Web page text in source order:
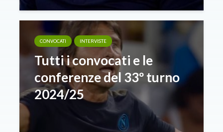
CONVOCATI INTERVISTE
Tutti i convocati e le
conferenze del 33º turno
2024/25